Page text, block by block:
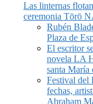
Las linternas
ceremonia Tōrō
Rubén
Plaza de
El escritor
novela LA
santa María
Festival del
fechas,
Abraham